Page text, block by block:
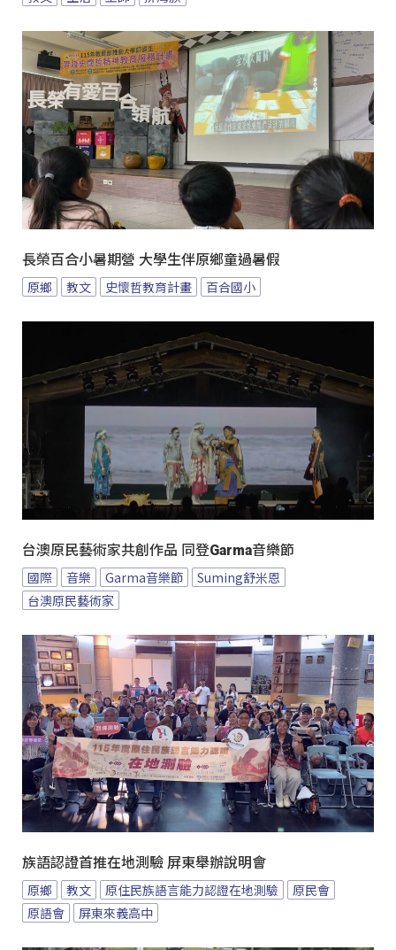
長榮百合小暑期營 大學生伴原鄉童過暑假
原鄉 教文 史懷哲教育計畫 百合國小
台澳原民藝術家共創作品 同登Garma音樂節
國際 音樂 Garma音樂節
Suming舒米恩
台澳原民藝術家
族語認證首推在地測驗 屏東舉辦說明會
原鄉 教文 原住民族語言能力認證在地測驗
原民會
原語會
屏東來義高中